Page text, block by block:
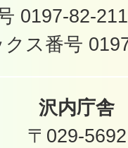
0197-82-
クス番号
沢内庁舎
〒029-5692